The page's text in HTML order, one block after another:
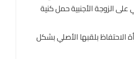
الزوجة الأجنبية حمل كنية
الاحتفاظ بلقبها الأصلي بشكل